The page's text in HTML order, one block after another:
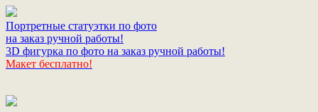
Портретные статуэтки по фото
на заказ ручной работы!
3D фигурка по фото на заказ ручной работы!
Макет бесплатно!